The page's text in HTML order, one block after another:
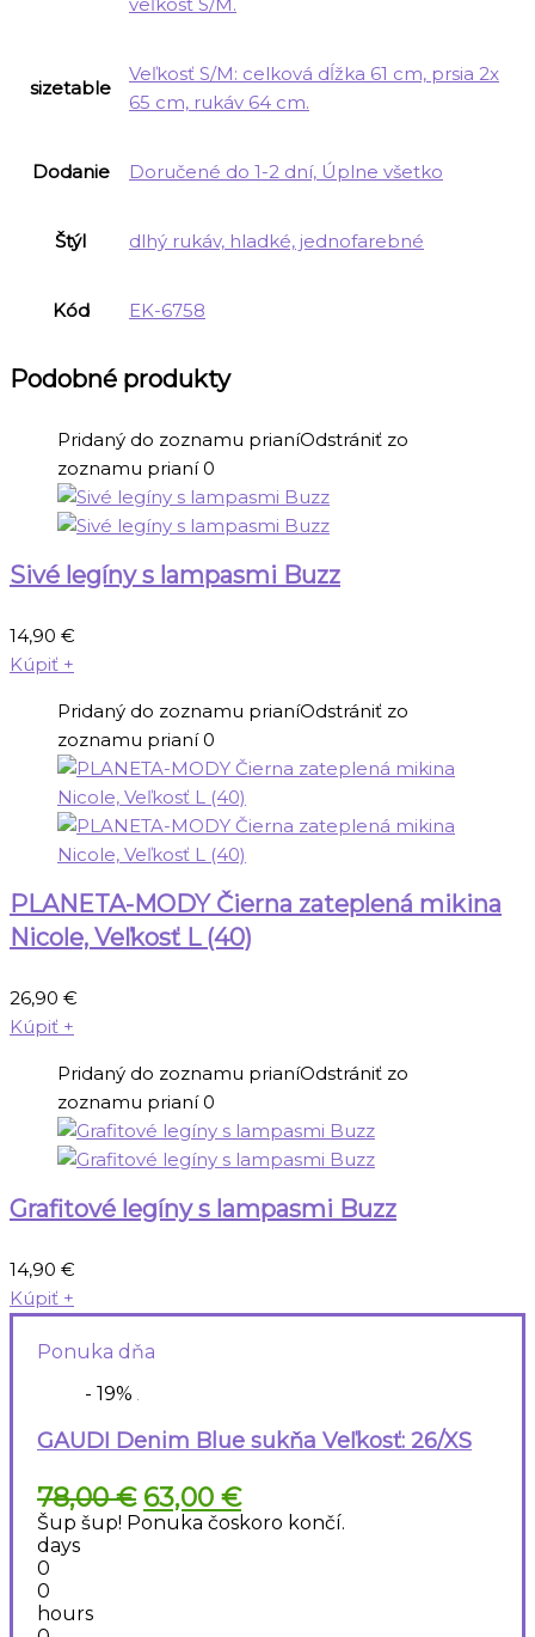
veľkosť S/M.
sizetable
Veľkosť S/M: celková dĺžka 61 cm, prsia 2x
65 cm, rukáv 64 cm.
Dodanie Doručené do 1-2 dní, Úplne všetko
Štýl dlhý rukáv, hladké, jednofarebné
Kód EK-6758
Podobné produkty
Pridaný do zoznamu prianíOdstrániť zo
zoznamu prianí 0
Sivé legíny s lampasmi Buzz
14,90 €
Kúpiť +
Pridaný do zoznamu prianíOdstrániť zo
zoznamu prianí 0
PLANETA-MODY Čierna zateplená mikina
Nicole, Veľkosť L (40)
26,90 €
Kúpiť +
Pridaný do zoznamu prianíOdstrániť zo
zoznamu prianí 0
Grafitové legíny s lampasmi Buzz
14,90 €
Kúpiť +
Ponuka dňa
- 19%
GAUDI Denim Blue sukňa Veľkosť: 26/XS
78,00€ Pôvodná
cena
bola:
63,00 €Aktuálna
cena
je:
Šup šup! Ponuka čoskoro končí.
days
0
0
hours